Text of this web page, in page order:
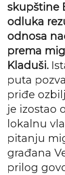
skupštine
odluka
odnosa
prema
Kladuši.
puta
priđe
je izostao
lokalnu
pitanju
građana
prilog